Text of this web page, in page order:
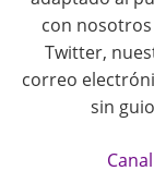
con
Twitter,
correo
sin